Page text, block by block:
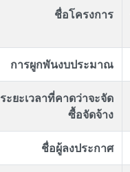
ชื่อโครงการ
การผูกพันงบประมาณ
ระยะเวลาที่คาดว่าจะจัด
ซื้อจัดจ้าง
ชื่อผู้ลงประกาศ